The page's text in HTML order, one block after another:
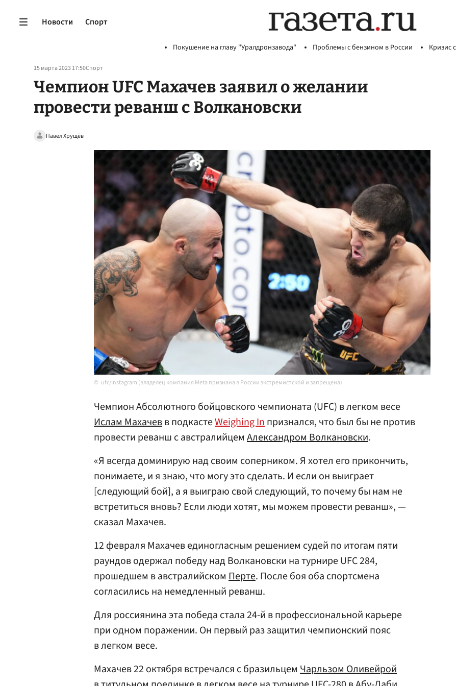
Новости Спорт
Покушение на главу "Уралдронзавода" Проблемы с бензином в России Кризис
15 марта 2023 17:50Спорт
Чемпион UFC Махачев заявил о желании
провести реванш с Волкановски
Павел Хрущёв
ufc/Instagram (владелец компания Meta признана в России экстремистской и запрещена)
Чемпион Абсолютного бойцовского чемпионата (UFC) в легком весе
Ислам Махачевв подкастеWeighing Inпризнался, что был бы не против
провести реванш с австралийцем Александром Волкановски.
«Я всегда доминирую над своим соперником. Я хотел его прикончить,
понимаете, и я знаю, что могу это сделать. И если он выиграет
[следующий бой], а я выиграю свой следующий, то почему бы нам не
встретиться вновь? Если люди хотят, мы можем провести реванш», —
сказал Махачев.
12 февраля Махачев единогласным решением судей по итогам пяти
раундов одержал победу над Волкановски на турнире UFC 284,
прошедшем в австралийском Перте. После боя оба спортсмена
согласились на немедленный реванш.
Для россиянина эта победа стала 24-й в профессиональной карьере
при одном поражении. Он первый раз защитил чемпионский пояс
в легком весе.
Махачев 22 октября встречался с бразильцем Чарльзом Оливейрой